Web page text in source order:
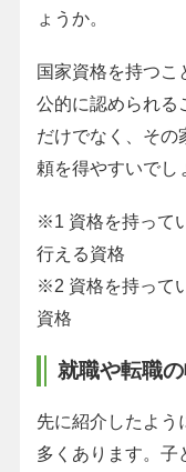
ょうか。
国家資格を持つこ
公的に認められる
だけでなく、その
頼を得やすいでし
※1 資格を持って
行える資格
※2 資格を持って
資格
就職や転職
先に紹介したよう
多くあります。子